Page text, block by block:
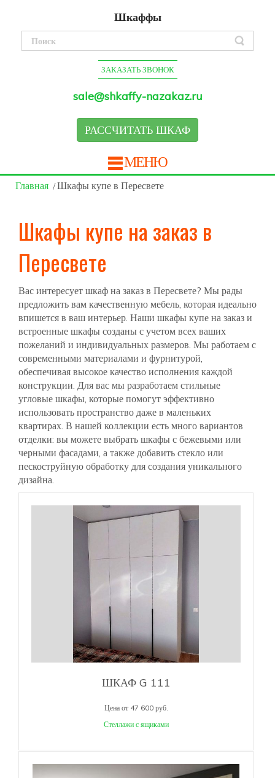
Шкаффы
ЗАКАЗАТЬ ЗВОНОК
sale@shkaffy-nazakaz.ru
РАССЧИТАТЬ ШКАФ
МЕНЮ
Главная Шкафы купе в Пересвете
Шкафы купе на заказ в
Пересвете
Вас интересует шкаф на заказ в Пересвете? Мы рады
предложить вам качественную мебель, которая идеально
впишется в ваш интерьер. Наши шкафы купе на заказ и
встроенные шкафы созданы с учетом всех ваших
пожеланий и индивидуальных размеров. Мы работаем с
современными материалами и фурнитурой,
обеспечивая высокое качество исполнения каждой
конструкции. Для вас мы разработаем стильные
угловые шкафы, которые помогут эффективно
использовать пространство даже в маленьких
квартирах. В нашей коллекции есть много вариантов
отделки: вы можете выбрать шкафы с бежевыми или
черными фасадами, а также добавить стекло или
пескоструйную обработку для создания уникального
дизайна.
ШКАФ G 111
Цена от 47 600 руб.
Стеллажи с ящиками